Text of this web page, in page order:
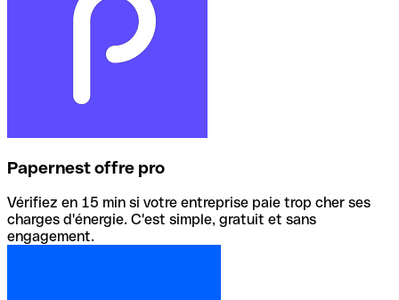
Papernest offre pro
Vérifiez en 15 min si votre entreprise paie trop cher ses
charges d'énergie. C'est simple, gratuit et sans
engagement.